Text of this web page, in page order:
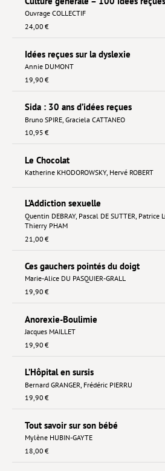
Ouvrage COLLECTIF
24,00 €
Idées reçues sur la dyslexie
Annie DUMONT
19,90 €
Sida : 30 ans d’idées reçues
Bruno SPIRE, Graciela CATTANEO
10,95 €
Le Chocolat
Katherine KHODOROWSKY, Hervé ROBERT
L’Addiction sexuelle
Quentin DEBRAY, Pascal DE SUTTER Patrice
Thierry PHAM
21,00 €
Ces gauchers pointés du doigt
Marie-Alice DU PASQUIER-GRALL
19,90 €
Anorexie-Boulimie
Jacques MAILLET
19,90 €
L’Hôpital en sursis
Bernard GRANGER Frédéric PIERRU
19,90 €
Tout savoir sur son bébé
Mylène HUBIN-GAYTE
18,00 €